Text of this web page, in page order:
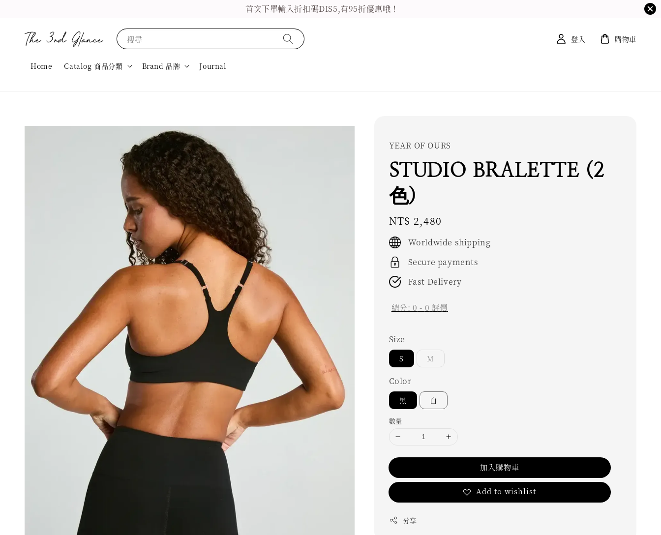
首次下單輸入折扣碼DIS5,有95折優惠哦！
搜尋
Home Catalog 商品分類 Brand 品牌 Journal
登入 購物車
YEAR OF OURS
STUDIO BRALETTE (2
色)
Regular
price
NT$ 2,480
Worldwide shipping
Secure payments
Fast Delivery
總分:0 - 0 評價
Size
S M
Color
黑 白
數量
加入購物車
Add to wishlist
分享